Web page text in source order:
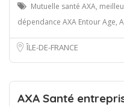
Mutuelle santé AXA,
dépendance AXA Entour Age,
ÎLE-DE-FRANCE
AXA Santé